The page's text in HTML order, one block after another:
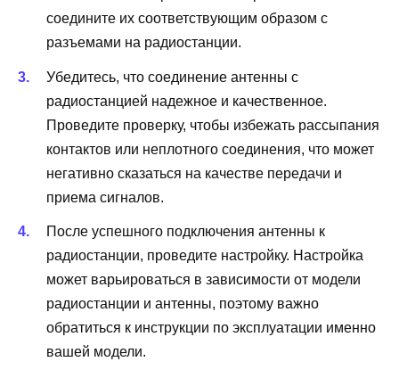
соедините их соответствующим образом с
разъемами на радиостанции.
Убедитесь, что соединение антенны с
радиостанцией надежное и качественное.
Проведите проверку, чтобы избежать рассыпания
контактов или неплотного соединения, что может
негативно сказаться на качестве передачи и
приема сигналов.
После успешного подключения антенны к
радиостанции, проведите настройку. Настройка
может варьироваться в зависимости от модели
радиостанции и антенны, поэтому важно
обратиться к инструкции по эксплуатации именно
вашей модели.